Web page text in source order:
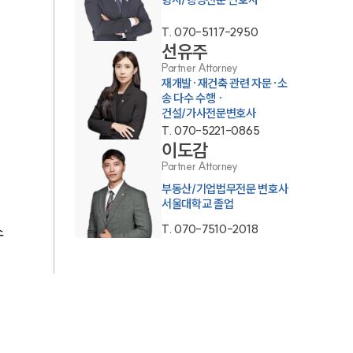
통합검색
AI대륜
업무사례
업무사례
사례분석/최신동향
법률정보
법률지식인
T.070-5117-2950
선유주
Partner Attorney
재개발·재건축 관련 자문·소
송 다수 수행 ·
건설/가사전문변호사
T.070-5221-0865
이도감
Partner Attorney
부동산/기업법무전문 변호사
서울대학교 졸업
T.070-7510-2018